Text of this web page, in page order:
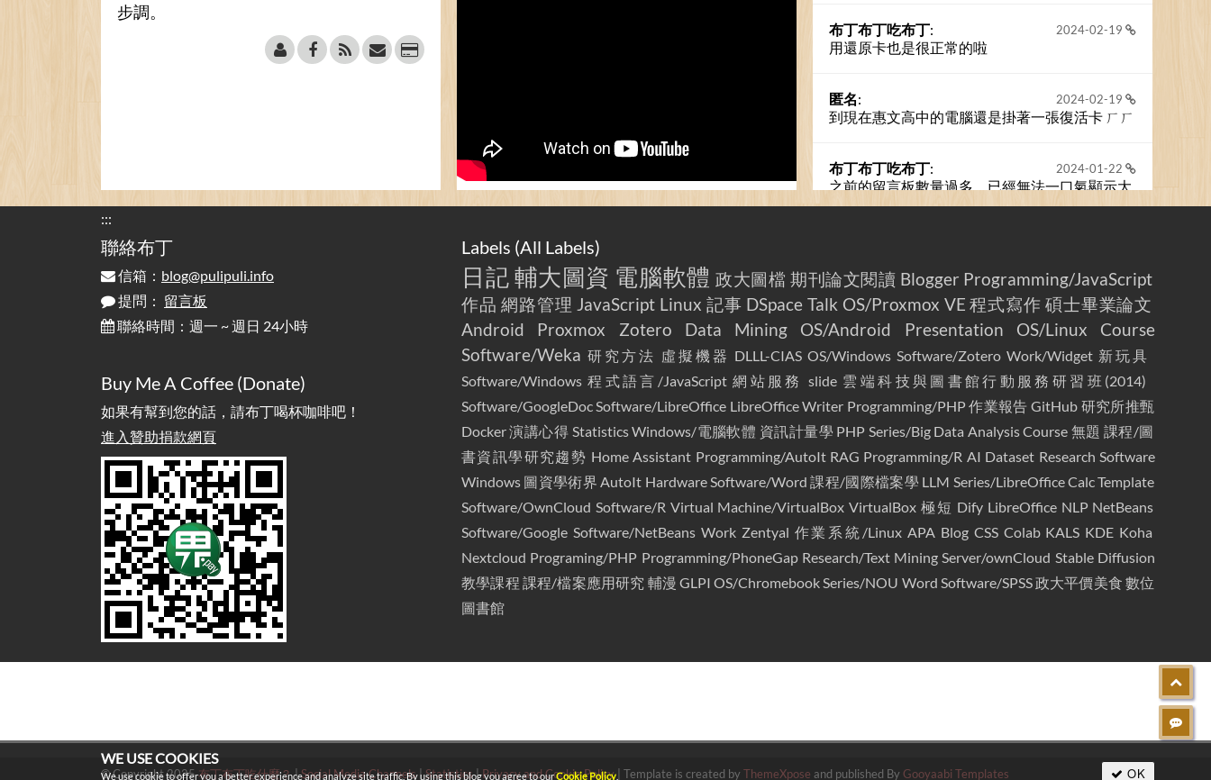
步調。
2024-02-19
布丁布丁吃布丁:
用還原卡也是很正常的啦
2024-02-19
匿名:
到現在惠文高中的電腦還是掛著一張復活卡 ㄏㄏ
2024-01-22
布丁布丁吃布丁:
之前的留言板數量過多，已經無法一口氣顯示大
家的留言了。我們新開一個訪客留言板吧！
:::
聯絡布丁
信箱： blog@pulipuli.info
提問： 留言板
聯絡時間：週一 ~ 週日 24小時
Buy Me A Coffee (Donate)
如果有幫到您的話，請布丁喝杯咖啡吧！
進入贊助捐款網頁
Labels (All Labels)
日記 輔大圖資 電腦軟體 政大圖檔 期刊論文閱讀 Blogger Programming/JavaScript
作品 網路管理 JavaScript Linux 記事 DSpace Talk OS/Proxmox VE 程式寫作 碩士畢業論文
Android
Proxmox Zotero Data Mining OS/Android Presentation OS/Linux
Course
Software/Weka 研究方法 虛擬機器 DLLL-CIAS OS/Windows Software/Zotero Work/Widget 新玩具
Software/Windows 程式語言/JavaScript 網站服務 slide 雲端科技與圖書館行動服務研習班(2014)
Software/GoogleDocSoftware/LibreOffice LibreOffice Writer Programming/PHP作業報告 GitHub 研究所推甄
Docker演講心得 StatisticsWindows/電腦軟體 資訊計量學 PHP Series/Big Data Analysis Course 無題 課程/圖
書資訊學研究趨勢 Home Assistant Programming/AutoIt RAG Programming/R AI Dataset Research Software
Windows 圖資學術界 AutoIt HardwareSoftware/Word 課程/國際檔案學 LLM Series/LibreOffice Calc Template
Software/OwnCloud Software/R Virtual Machine/VirtualBox VirtualBox 極短 Dify LibreOffice NLP NetBeans
Software/Google Software/NetBeans Work Zentyal 作業系統/Linux APA Blog CSS Colab KALS KDE Koha
Nextcloud Programing/PHP Programming/PhoneGap Research/Text Mining Server/ownCloud Stable Diffusion
教學課程 課程/檔案應用研究 輔漫 GLPI OS/ChromebookSeries/NOU Word Software/SPSS政大平價美食 數位
圖書館
© Copyright 2025布丁布丁吃什麼？|Social Media Channels |Statistics|Privacy and Cookie Policy Template is created by ThemeXpose and published By Gooyaabi Templates OK
WE USE COOKIES
We use cookie to offer you a better experience and analyze site traffic. By using this blog you agree to ourCookie Policy